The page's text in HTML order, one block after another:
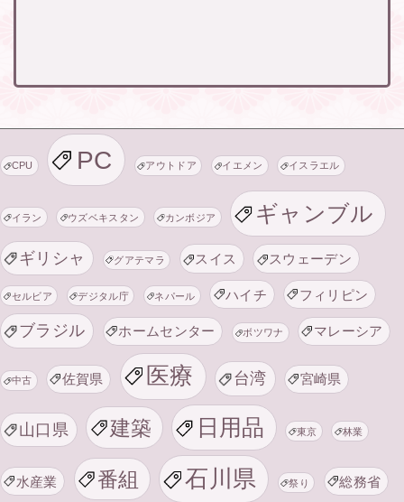
CPU PC アウトドア イエメン イスラエル
イラン ウズベキスタン カンボジア ギャンブル
ギリシャ グアテマラ スイス スウェーデン
セルビア デジタル庁 ネパール ハイチ フィリピン
ブラジル ホームセンター ボツワナ マレーシア
中古 佐賀県 医療 台湾 宮崎県
山口県 建築 日用品 東京 林業
水産業 番組 石川県 祭り 総務省